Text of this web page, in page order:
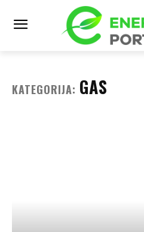
KATEGORIJA: GAS